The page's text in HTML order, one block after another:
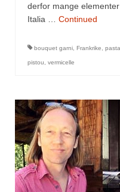
derfor mange
Italia … Continued
bouquet garni Frankrike pasta
pistou vermicelle